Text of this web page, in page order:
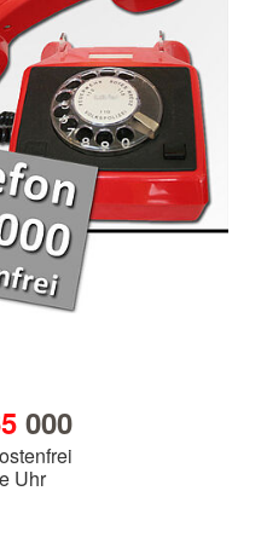
000
Uhr